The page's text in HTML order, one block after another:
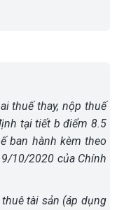
thuế thay, nộp thuế
tại tiết b điểm 8.5
ban hành kèm theo
10/2020 của Chính
tài sản (áp dụng